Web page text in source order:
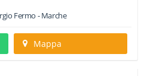
Fermo -Marche
Mappa